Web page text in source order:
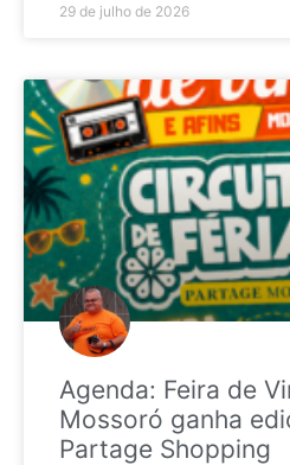
29 de julho de 2026
Agenda: Feira de
Mossoró ganha
Partage Shopping